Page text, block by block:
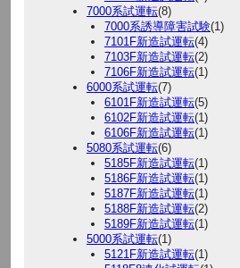
7000系試運転(8)
7000系誘導障害試験(1)
7101F新造試運転(4)
7103F新造試運転(2)
7106F新造試運転(1)
6000系試運転(7)
6101F新造試運転(5)
6102F新造試運転(1)
6106F新造試運転(1)
5080系試運転(6)
5185F新造試運転(1)
5186F新造試運転(1)
5187F新造試運転(1)
5188F新造試運転(2)
5189F新造試運転(1)
5000系試運転(1)
5121F新造試運転(1)